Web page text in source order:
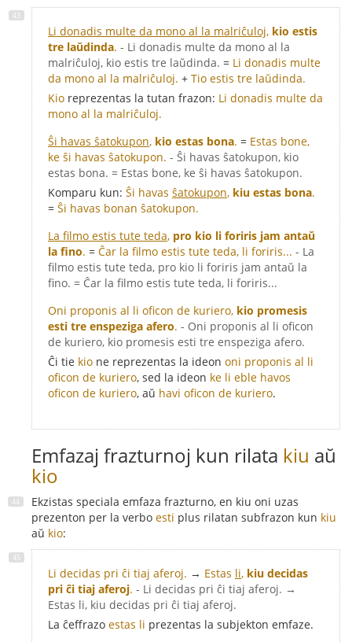
Li donadis multe da mono al la malriĉuloj, kio estis
tre laŭdinda. - Li donadis multe da mono al la
malriĉuloj, kio estis tre laŭdinda. = Li donadis multe
da mono al la malriĉuloj. + Tio estis tre laŭdinda.
Kio reprezentas la tutan frazon: Li donadis multe da
mono al la malriĉuloj.
Ŝi havas ŝatokupon, kio estas bona. = Estas bone,
ke ŝi havas ŝatokupon. - Ŝi havas ŝatokupon, kio
estas bona. = Estas bone, ke ŝi havas ŝatokupon.
Komparu kun: Ŝi havas ŝatokupon, kiu estas bona.
= Ŝi havas bonan ŝatokupon.
La filmo estis tute teda, pro kio li foriris jam antaŭ
la fino. = Ĉar la filmo estis tute teda, li foriris... - La
filmo estis tute teda, pro kio li foriris jam antaŭ la
fino. = Ĉar la filmo estis tute teda, li foriris...
Oni proponis al li oficon de kuriero, kio promesis
esti tre enspeziga afero. - Oni proponis al li oficon
de kuriero, kio promesis esti tre enspeziga afero.
Ĉi tie kio ne reprezentas la ideon oni proponis al li
oficon de kuriero, sed la ideon ke li eble havos
oficon de kuriero, aŭ havi oficon de kuriero.
Emfazaj frazturnoj kun rilata kiu aŭ
kio
Ekzistas speciala emfaza frazturno, en kiu oni uzas
prezenton per la verbo esti plus rilatan subfrazon kun kiu
aŭ kio:
Li decidas pri ĉi tiaj aferoj. → Estas li, kiu decidas
pri ĉi tiaj aferoj. - Li decidas pri ĉi tiaj aferoj. →
Estas li, kiu decidas pri ĉi tiaj aferoj.
La ĉeffrazo estas li prezentas la subjekton emfaze.